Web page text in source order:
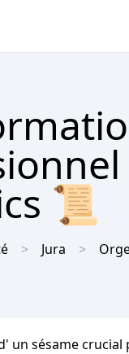
📜
Jura
un sésame